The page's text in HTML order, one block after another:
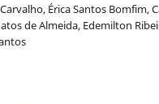
Érica Santos Bomfim,
de Almeida, Edemilton